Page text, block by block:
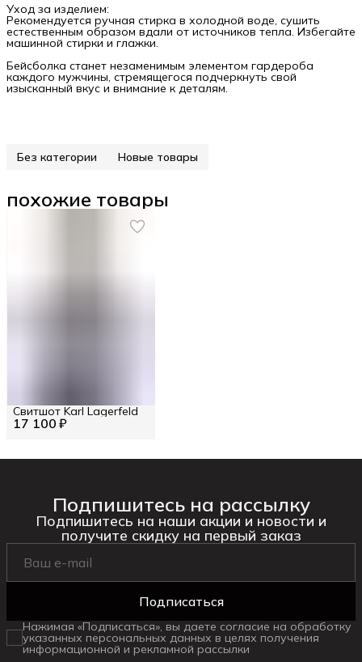
Уход за изделием:
Рекомендуется ручная стирка в холодной воде, сушить
естественным образом вдали от источников тепла. Избегайте
машинной стирки и глажки.
Бейсболка станет незаменимым элементом гардероба
каждого мужчины, стремящегося подчеркнуть свой
изысканный вкус и внимание к деталям.
Без категории Новые товары
похожие товары
17 100 ₽
Свитшот Karl Lagerfeld
Подпишитесь на рассылку
Подпишитесь на наши акции и новости и
получите скидку на первый заказ
Подписаться
Нажимая «Подписаться», вы даете согласие на обработку
указанных персональных данных в целях получения
информационной и рекламной рассылки